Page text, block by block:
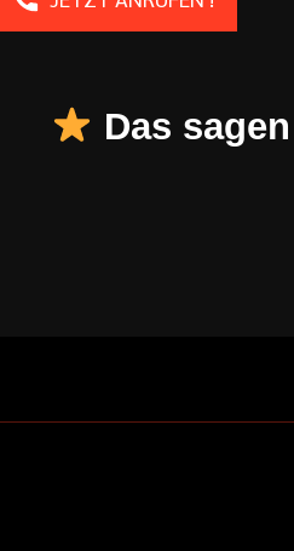
Das